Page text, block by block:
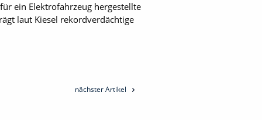
ein Elektrofahrzeug hergestellte
laut Kiesel rekordverdächtige
nächster Artikel